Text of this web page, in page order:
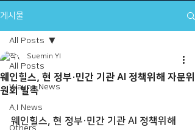
게시물
All Posts
Wayne News
A.I News
All Posts
웨인힐스, 현 정부·민간 기관 AI 정책위해 자문위
원회 발촉
Suemin YI
웨인힐스, 현 정부·민간 기관 AI 정책위해